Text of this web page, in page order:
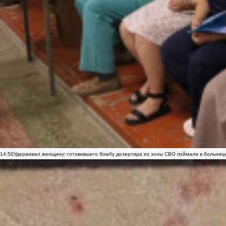
14:50Удерживал женщину: готовившего бомбу дезертира из зоны СВО поймали в